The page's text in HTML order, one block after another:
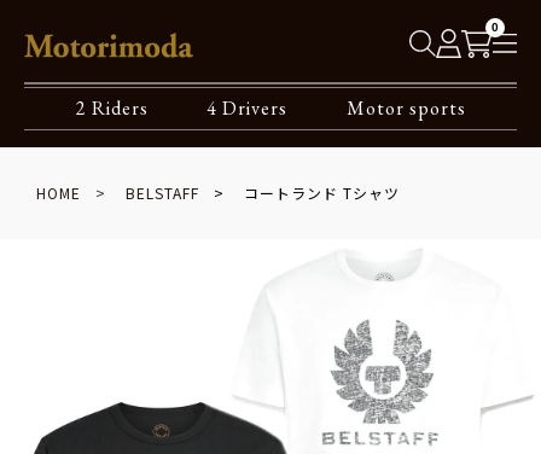
0
2 Riders 4 Drivers Motor sports
HOME BELSTAFF コートランド Tシャツ